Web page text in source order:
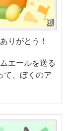
りがとう！
エールを送る
て、ぼくのア